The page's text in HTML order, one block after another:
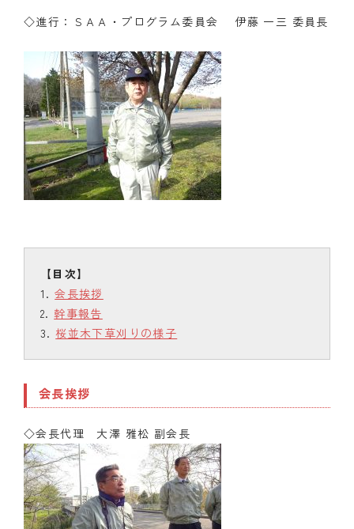
◇進行：ＳＡＡ・プログラム委員会 伊藤 一三 委員長
会長挨拶
幹事報告
桜並木下草刈りの様子
会長挨拶
◇会長代理 大澤 雅松 副会長